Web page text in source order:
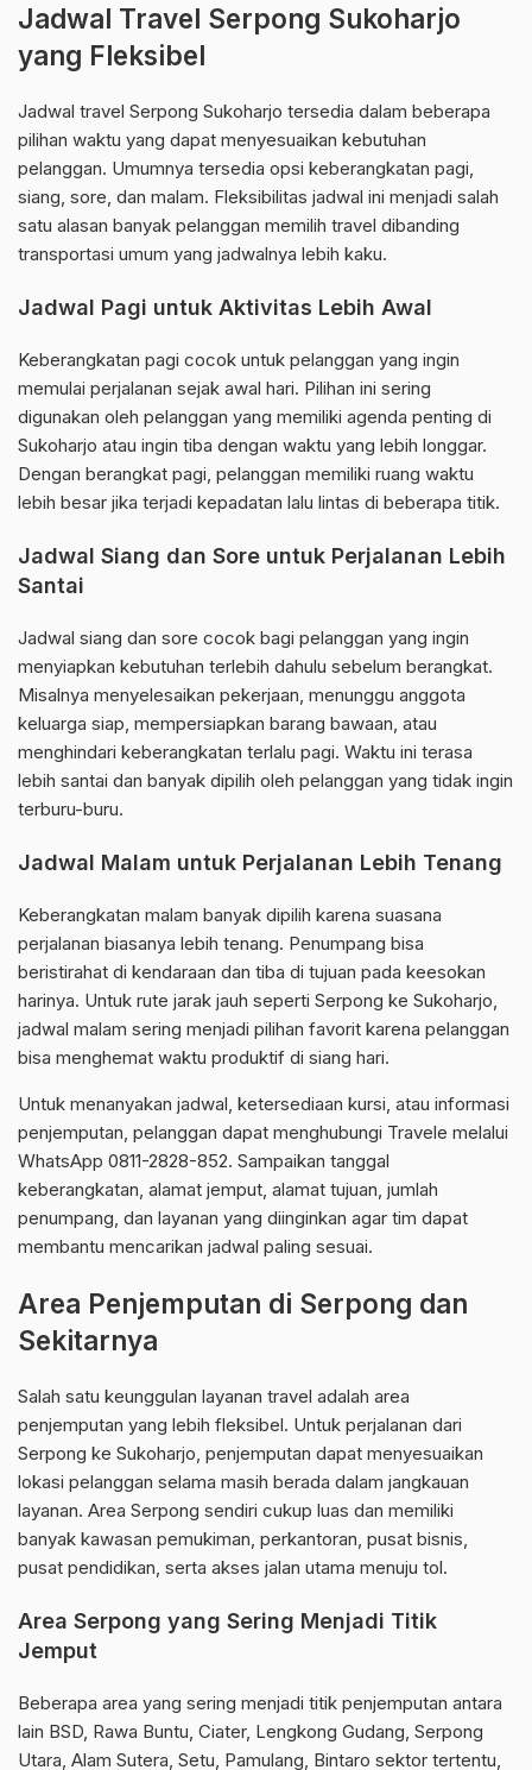
Jadwal Travel Serpong Sukoharjo
yang Fleksibel
Jadwal travel Serpong Sukoharjo tersedia dalam beberapa
pilihan waktu yang dapat menyesuaikan kebutuhan
pelanggan. Umumnya tersedia opsi keberangkatan pagi,
siang, sore, dan malam. Fleksibilitas jadwal ini menjadi salah
satu alasan banyak pelanggan memilih travel dibanding
transportasi umum yang jadwalnya lebih kaku.
Jadwal Pagi untuk Aktivitas Lebih Awal
Keberangkatan pagi cocok untuk pelanggan yang ingin
memulai perjalanan sejak awal hari. Pilihan ini sering
digunakan oleh pelanggan yang memiliki agenda penting di
Sukoharjo atau ingin tiba dengan waktu yang lebih longgar.
Dengan berangkat pagi, pelanggan memiliki ruang waktu
lebih besar jika terjadi kepadatan lalu lintas di beberapa titik.
Jadwal Siang dan Sore untuk Perjalanan Lebih
Santai
Jadwal siang dan sore cocok bagi pelanggan yang ingin
menyiapkan kebutuhan terlebih dahulu sebelum berangkat.
Misalnya menyelesaikan pekerjaan, menunggu anggota
keluarga siap, mempersiapkan barang bawaan, atau
menghindari keberangkatan terlalu pagi. Waktu ini terasa
lebih santai dan banyak dipilih oleh pelanggan yang tidak ingin
terburu-buru.
Jadwal Malam untuk Perjalanan Lebih Tenang
Keberangkatan malam banyak dipilih karena suasana
perjalanan biasanya lebih tenang. Penumpang bisa
beristirahat di kendaraan dan tiba di tujuan pada keesokan
harinya. Untuk rute jarak jauh seperti Serpong ke Sukoharjo,
jadwal malam sering menjadi pilihan favorit karena pelanggan
bisa menghemat waktu produktif di siang hari.
Untuk menanyakan jadwal, ketersediaan kursi, atau informasi
penjemputan, pelanggan dapat menghubungi Travele melalui
WhatsApp 0811-2828-852. Sampaikan tanggal
keberangkatan, alamat jemput, alamat tujuan, jumlah
penumpang, dan layanan yang diinginkan agar tim dapat
membantu mencarikan jadwal paling sesuai.
Area Penjemputan di Serpong dan
Sekitarnya
Salah satu keunggulan layanan travel adalah area
penjemputan yang lebih fleksibel. Untuk perjalanan dari
Serpong ke Sukoharjo, penjemputan dapat menyesuaikan
lokasi pelanggan selama masih berada dalam jangkauan
layanan. Area Serpong sendiri cukup luas dan memiliki
banyak kawasan pemukiman, perkantoran, pusat bisnis,
pusat pendidikan, serta akses jalan utama menuju tol.
Area Serpong yang Sering Menjadi Titik
Jemput
Beberapa area yang sering menjadi titik penjemputan antara
lain BSD, Rawa Buntu, Ciater, Lengkong Gudang, Serpong
Utara, Alam Sutera, Setu, Pamulang, Bintaro sektor tertentu,